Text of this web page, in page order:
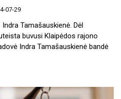
07-29
Tamašauskienė. Dėl
buvusi Klaipėdos rajono
Indra Tamašauskienė bandė